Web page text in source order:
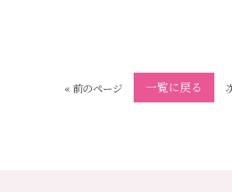
« 前のページ 一覧に戻る